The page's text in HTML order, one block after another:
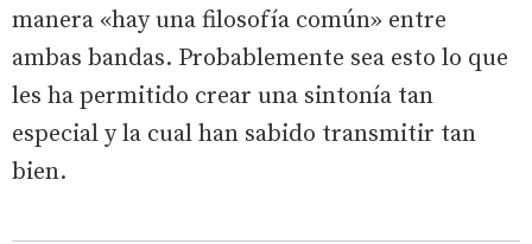
manera «hay una filosofía común» entre
ambas bandas. Probablemente sea esto lo que
les ha permitido crear una sintonía tan
especial y la cual han sabido transmitir tan
bien.